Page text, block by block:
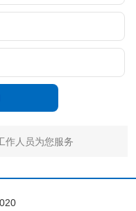
作人员为您服务